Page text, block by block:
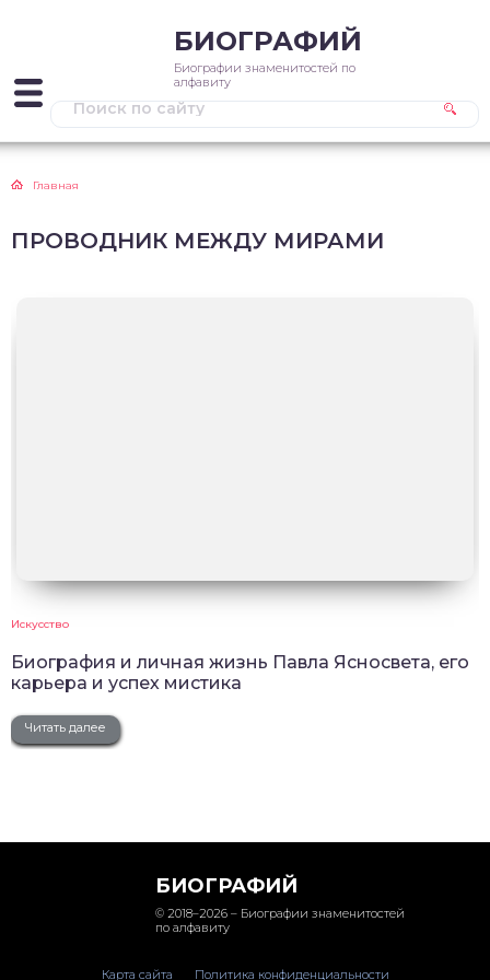
БИОГРАФИЙ
Биографии знаменитостей по
алфавиту
Главная
ПРОВОДНИК МЕЖДУ МИРАМИ
Искусство
Биография и личная жизнь Павла Ясносвета, его
карьера и успех мистика
Читать далее
БИОГРАФИЙ
© 2018–2026 – Биографии знаменитостей
по алфавиту
Карта сайта Политика конфиденциальности